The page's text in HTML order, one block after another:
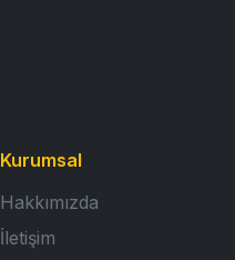
Kurumsal
Hakkımızda
İletişim